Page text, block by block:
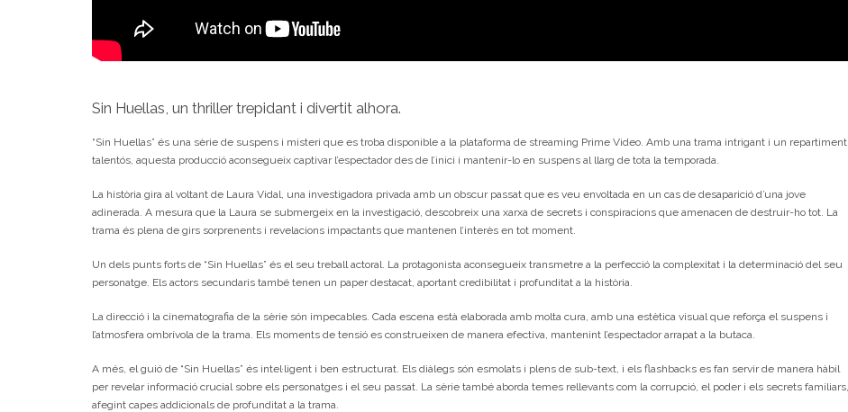
Sin Huellas, un thriller trepidant i divertit alhora.
“Sin Huellas” és una sèrie de suspens i misteri que es troba disponible a la plataforma de streaming Prime Video. Amb una trama intrigant i un repartiment
talentós, aquesta producció aconsegueix captivar l’espectador des de l’inici i mantenir-lo en suspens al llarg de tota la temporada.
La història gira al voltant de Laura Vidal, una investigadora privada amb un obscur passat que es veu envoltada en un cas de desaparició d’una jove
adinerada. A mesura que la Laura se submergeix en la investigació, descobreix una xarxa de secrets i conspiracions que amenacen de destruir-ho tot. La
trama és plena de girs sorprenents i revelacions impactants que mantenen l’interès en tot moment.
Un dels punts forts de “Sin Huellas” és el seu treball actoral. La protagonista aconsegueix transmetre a la perfecció la complexitat i la determinació del seu
personatge. Els actors secundaris també tenen un paper destacat, aportant credibilitat i profunditat a la història.
La direcció i la cinematografia de la sèrie són impecables. Cada escena està elaborada amb molta cura, amb una estètica visual que reforça el suspens i
l’atmosfera ombrívola de la trama. Els moments de tensió es construeixen de manera efectiva, mantenint l’espectador arrapat a la butaca.
A més, el guió de “Sin Huellas” és intel·ligent i ben estructurat. Els diàlegs són esmolats i plens de sub-text, i els flashbacks es fan servir de manera hàbil
per revelar informació crucial sobre els personatges i el seu passat. La sèrie també aborda temes rellevants com la corrupció, el poder i els secrets familiars,
afegint capes addicionals de profunditat a la trama.